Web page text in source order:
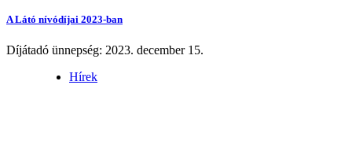
A Látó nívódíjai 2023-ban
Díjátadó ünnepség: 2023. december 15.
Hírek